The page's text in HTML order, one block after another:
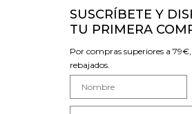
SUSCRÍBETE Y
TU PRIMERA
Por compras superiores a
rebajados.